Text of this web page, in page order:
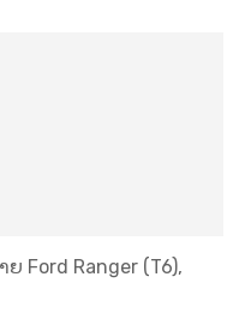
Ford Ranger (T6),